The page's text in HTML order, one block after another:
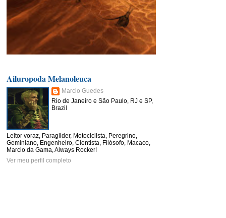
Ailuropoda Melanoleuca
Marcio Guedes
Rio de Janeiro e São Paulo, RJ e SP,
Brazil
Leitor voraz, Paraglider, Motociclista, Peregrino,
Geminiano, Engenheiro, Cientista, Filósofo, Macaco,
Marcio da Gama, Always Rocker!
Ver meu perfil completo